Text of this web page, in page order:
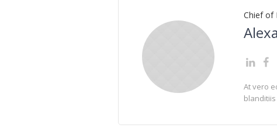
Chief of
At vero